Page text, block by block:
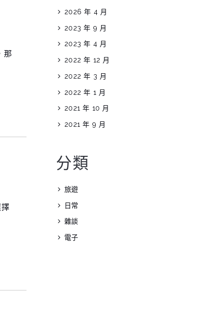
那
2026 年 4 月
2023 年 9 月
2023 年 4 月
2022 年 12 月
2022 年 3 月
2022 年 1 月
2021 年 10 月
2021 年 9 月
分類
旅遊
日常
雜談
電子